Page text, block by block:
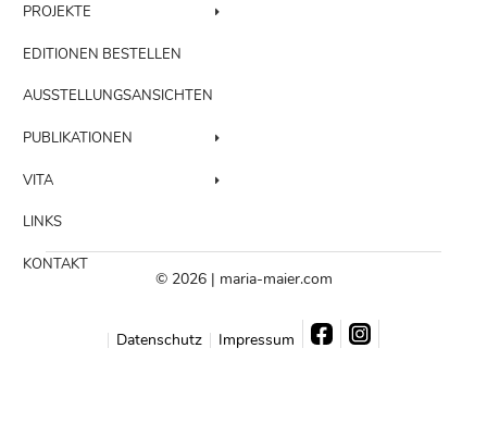
PROJEKTE
EDITIONEN BESTELLEN
AUSSTELLUNGSANSICHTEN
PUBLIKATIONEN
VITA
LINKS
KONTAKT
© 2026 | maria-maier.com
Datenschutz Impressum